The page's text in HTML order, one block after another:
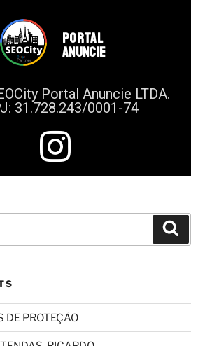
PORTAL
ANUNCIE
Portal Anuncie LTDA.
31.728.243/0001-74
DE PROTEÇÃO